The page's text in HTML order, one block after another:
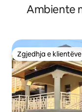
Ambiente
Zgjedhja e klientëve
Zgjedhja e klientëve